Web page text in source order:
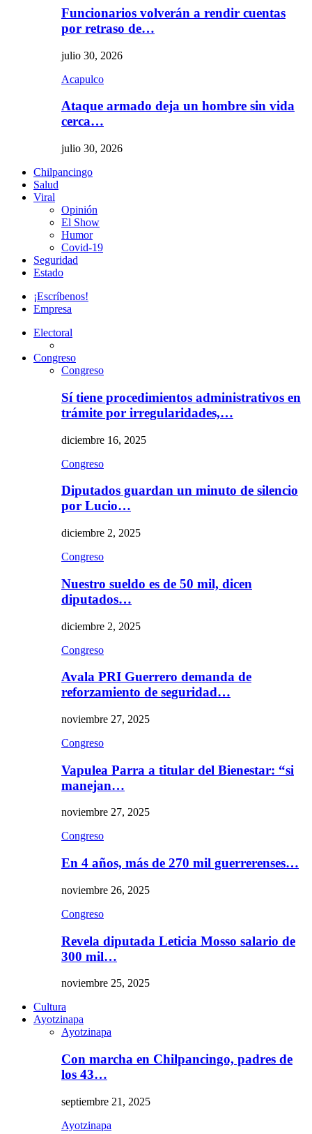
Funcionarios volverán a rendir cuentas
por retraso de…
julio 30, 2026
Acapulco
Ataque armado deja un hombre sin vida
cerca…
julio 30, 2026
Chilpancingo
Salud
Viral
Opinión
El Show
Humor
Covid-19
Seguridad
Estado
¡Escríbenos!
Empresa
Electoral
Congreso
Congreso
Sí tiene procedimientos administrativos en
trámite por irregularidades,…
diciembre 16, 2025
Congreso
Diputados guardan un minuto de silencio
por Lucio…
diciembre 2, 2025
Congreso
Nuestro sueldo es de 50 mil, dicen
diputados…
diciembre 2, 2025
Congreso
Avala PRI Guerrero demanda de
reforzamiento de seguridad…
noviembre 27, 2025
Congreso
Vapulea Parra a titular del Bienestar: “si
manejan…
noviembre 27, 2025
Congreso
En 4 años, más de 270 mil guerrerenses…
noviembre 26, 2025
Congreso
Revela diputada Leticia Mosso salario de
300 mil…
noviembre 25, 2025
Cultura
Ayotzinapa
Ayotzinapa
Con marcha en Chilpancingo, padres de
los 43…
septiembre 21, 2025
Ayotzinapa